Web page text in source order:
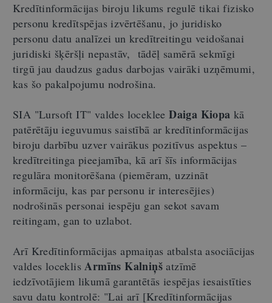
Kredītinformācijas biroju likums regulē tikai fizisko
personu kredītspējas izvērtēšanu, jo juridisko
personu datu analīzei un kredītreitingu veidošanai
juridiski šķēršļi nepastāv, tādēļ samērā sekmīgi
tirgū jau daudzus gadus darbojas vairāki uzņēmumi,
kas šo pakalpojumu nodrošina.
SIA "Lursoft IT" valdes loceklee Daiga Kiopa kā
patērētāju ieguvumus saistībā ar kredītinformācijas
biroju darbību uzver vairākus pozitīvus aspektus –
kredītreitinga pieejamība, kā arī šīs informācijas
regulāra monitorēšana (piemēram, uzzināt
informāciju, kas par personu ir interesējies)
nodrošinās personai iespēju gan sekot savam
reitingam, gan to uzlabot.
Arī Kredītinformācijas apmaiņas atbalsta asociācijas
valdes loceklis Armīns Kalniņš atzīmē
iedzīvotājiem likumā garantētās iespējas iesaistīties
savu datu kontrolē: "Lai arī [Kredītinformācijas